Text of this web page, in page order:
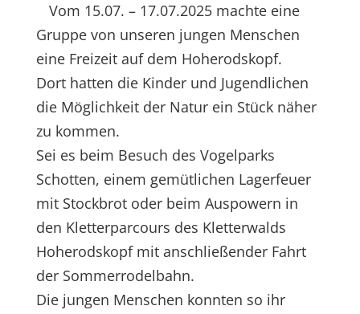
Vom 15.07. – 17.07.2025 machte eine
Gruppe von unseren jungen Menschen
eine Freizeit auf dem Hoherodskopf.
Dort hatten die Kinder und Jugendlichen
die Möglichkeit der Natur ein Stück näher
zu kommen.
Sei es beim Besuch des Vogelparks
Schotten, einem gemütlichen Lagerfeuer
mit Stockbrot oder beim Auspowern in
den Kletterparcours des Kletterwalds
Hoherodskopf mit anschließender Fahrt
der Sommerrodelbahn.
Die jungen Menschen konnten so ihr